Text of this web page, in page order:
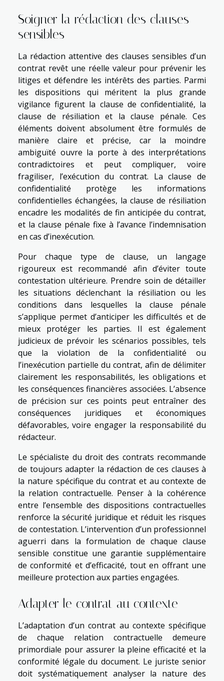
Soigner la rédaction des clauses
sensibles
La rédaction attentive des clauses sensibles d’un
contrat revêt une réelle valeur pour prévenir les
litiges et défendre les intérêts des parties. Parmi
les dispositions qui méritent la plus grande
vigilance figurent la clause de confidentialité, la
clause de résiliation et la clause pénale. Ces
éléments doivent absolument être formulés de
manière claire et précise, car la moindre
ambiguïté ouvre la porte à des interprétations
contradictoires et peut compliquer, voire
fragiliser, l’exécution du contrat. La clause de
confidentialité protège les informations
confidentielles échangées, la clause de résiliation
encadre les modalités de fin anticipée du contrat,
et la clause pénale fixe à l’avance l’indemnisation
en cas d’inexécution.
Pour chaque type de clause, un langage
rigoureux est recommandé afin d’éviter toute
contestation ultérieure. Prendre soin de détailler
les situations déclenchant la résiliation ou les
conditions dans lesquelles la clause pénale
s’applique permet d’anticiper les difficultés et de
mieux protéger les parties. Il est également
judicieux de prévoir les scénarios possibles, tels
que la violation de la confidentialité ou
l’inexécution partielle du contrat, afin de délimiter
clairement les responsabilités, les obligations et
les conséquences financières associées. L’absence
de précision sur ces points peut entraîner des
conséquences juridiques et économiques
défavorables, voire engager la responsabilité du
rédacteur.
Le spécialiste du droit des contrats recommande
de toujours adapter la rédaction de ces clauses à
la nature spécifique du contrat et au contexte de
la relation contractuelle. Penser à la cohérence
entre l’ensemble des dispositions contractuelles
renforce la sécurité juridique et réduit les risques
de contestation. L’intervention d’un professionnel
aguerri dans la formulation de chaque clause
sensible constitue une garantie supplémentaire
de conformité et d’efficacité, tout en offrant une
meilleure protection aux parties engagées.
Adapter le contrat au contexte
L’adaptation d’un contrat au contexte spécifique
de chaque relation contractuelle demeure
primordiale pour assurer la pleine efficacité et la
conformité légale du document. Le juriste senior
doit systématiquement analyser la nature des